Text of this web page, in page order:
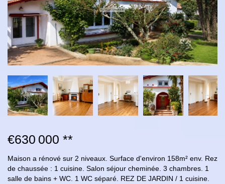
€630 000 **
Maison a rénové sur 2 niveaux. Surface d'environ 158m² env. Rez
de chaussée : 1 cuisine. Salon séjour cheminée. 3 chambres. 1
salle de bains + WC. 1 WC séparé. REZ DE JARDIN / 1 cuisine.